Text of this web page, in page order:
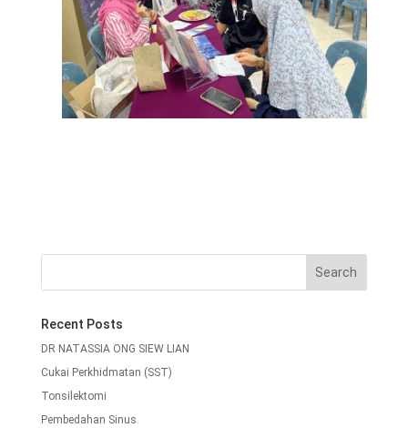
Recent Posts
DR NATASSIA ONG SIEW LIAN
Cukai Perkhidmatan (SST)
Tonsilektomi
Pembedahan Sinus